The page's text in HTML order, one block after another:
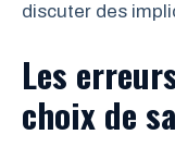
discuter des
Les
choix de